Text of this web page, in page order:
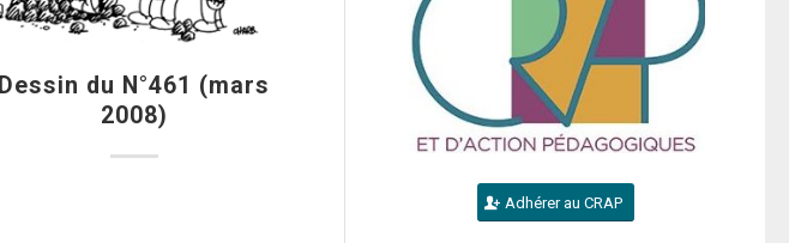
Dessin du N°461 (mars
2008)
Adhérer au CRAP